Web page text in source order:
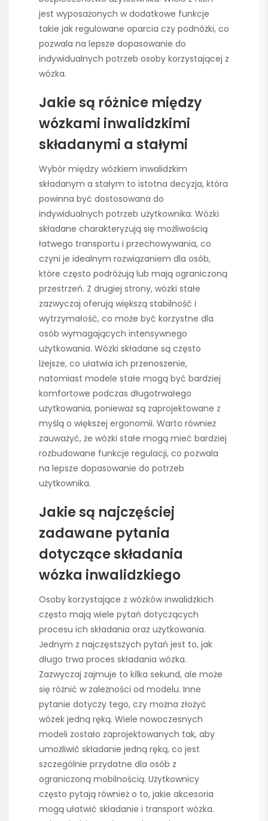
jest wyposażonych w dodatkowe funkcje
takie jak regulowane oparcia czy podnóżki, co
pozwala na lepsze dopasowanie do
indywidualnych potrzeb osoby korzystającej z
wózka.
Jakie są różnice między
wózkami inwalidzkimi
składanymi a stałymi
Wybór między wózkiem inwalidzkim
składanym a stałym to istotna decyzja, która
powinna być dostosowana do
indywidualnych potrzeb użytkownika. Wózki
składane charakteryzują się możliwością
łatwego transportu i przechowywania, co
czyni je idealnym rozwiązaniem dla osób,
które często podróżują lub mają ograniczoną
przestrzeń. Z drugiej strony, wózki stałe
zazwyczaj oferują większą stabilność i
wytrzymałość, co może być korzystne dla
osób wymagających intensywnego
użytkowania. Wózki składane są często
lżejsze, co ułatwia ich przenoszenie,
natomiast modele stałe mogą być bardziej
komfortowe podczas długotrwałego
użytkowania, ponieważ są zaprojektowane z
myślą o większej ergonomii. Warto również
zauważyć, że wózki stałe mogą mieć bardziej
rozbudowane funkcje regulacji, co pozwala
na lepsze dopasowanie do potrzeb
użytkownika.
Jakie są najczęściej
zadawane pytania
dotyczące składania
wózka inwalidzkiego
Osoby korzystające z wózków inwalidzkich
często mają wiele pytań dotyczących
procesu ich składania oraz użytkowania.
Jednym z najczęstszych pytań jest to, jak
długo trwa proces składania wózka.
Zazwyczaj zajmuje to kilka sekund, ale może
się różnić w zależności od modelu. Inne
pytanie dotyczy tego, czy można złożyć
wózek jedną ręką. Wiele nowoczesnych
modeli zostało zaprojektowanych tak, aby
umożliwić składanie jedną ręką, co jest
szczególnie przydatne dla osób z
ograniczoną mobilnością. Użytkownicy
często pytają również o to, jakie akcesoria
mogą ułatwić składanie i transport wózka.